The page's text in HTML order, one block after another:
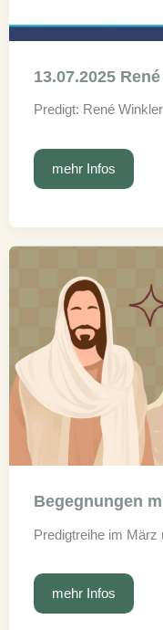
13.07.2025
Predigt: René Winkler
13.07.2025
Winkler
mehr Infos
Begegnungen
Predigtreihe im März
Begegnungen
Jesus
mehr Infos